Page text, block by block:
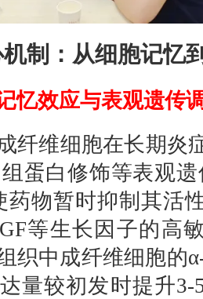
制：从细胞记忆
忆效应与表观遗传
纤维细胞在长期炎
蛋白修饰等表观遗
药物暂时抑制其活
等生长因子的高
织中成纤维细胞的
量较初发时提升3-